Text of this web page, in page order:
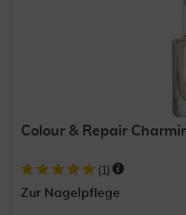
Colour & Repair
(1 )
Zur Nagelpflege